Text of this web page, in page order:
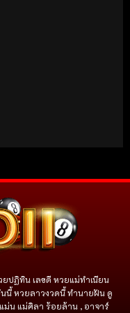
ปฏิทิน เลขดี หวยแม่ทำเนียน
นี้ หวยลาวงวดนี้ ทำนายฝัน ดู
ม่น แม่ศิลา ร้อยล้าน , อาจาร์